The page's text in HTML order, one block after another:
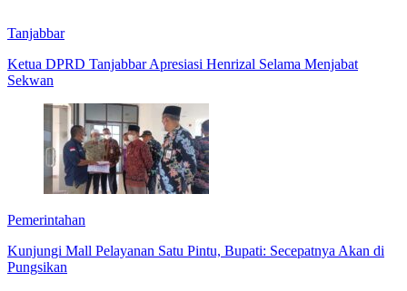
Tanjabbar
Ketua DPRD Tanjabbar Apresiasi Henrizal Selama Menjabat
Sekwan
Pemerintahan
Kunjungi Mall Pelayanan Satu Pintu, Bupati: Secepatnya Akan di
Pungsikan